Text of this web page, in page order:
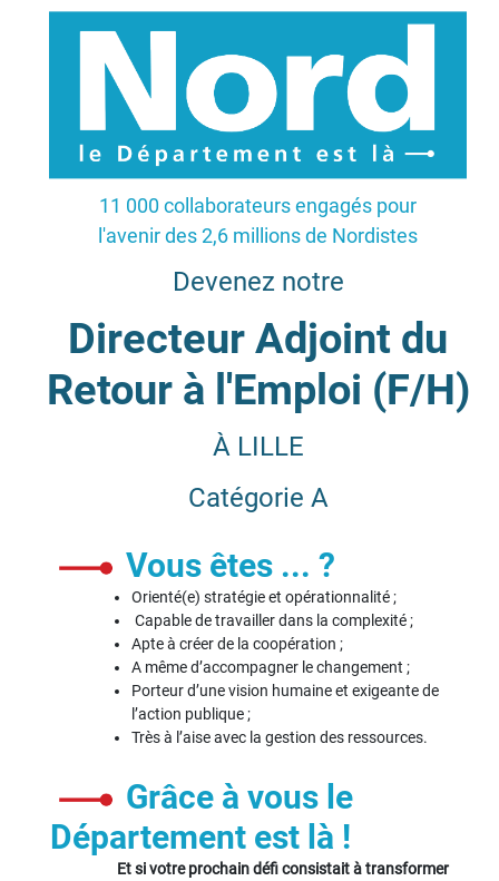
11 000 collaborateurs engagés pour
l'avenir des 2,6 millions de Nordistes
Devenez notre
Directeur Adjoint du
Retour à l'Emploi (F/H)
À LILLE
Catégorie A
Vous êtes ... ?
Orienté(e) stratégie et opérationnalité ;
Capable de travailler dans la complexité ;
Apte à créer de la coopération ;
A même d’accompagner le changement ;
Porteur d’une vision humaine et exigeante de
l’action publique ;
Très à l’aise avec la gestion des ressources.
Grâce à vous le
Département est là !
Et si votre prochain défi consistait à transformer